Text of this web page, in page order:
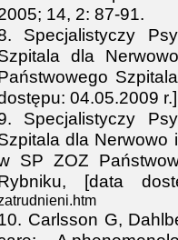
14, 2: 87-91.
Specjalistyczy
dla
04.05.2009
Specjalistyczy
dla Nerwowo
SP ZOZ
[data
Carlsson G,